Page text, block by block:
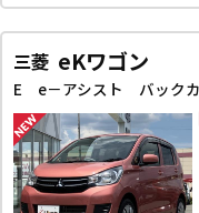
三菱 eKワゴン